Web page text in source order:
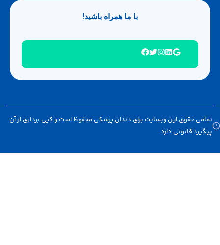
با ما همراه باشید!
حقوق این وبسایت برای دندان پزشکی محفوظ است و کپی برداری از آن
قانونی دارد